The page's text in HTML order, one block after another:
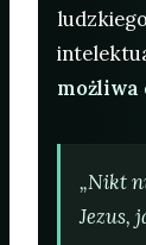
możliwa
„Nikt
Jezus,